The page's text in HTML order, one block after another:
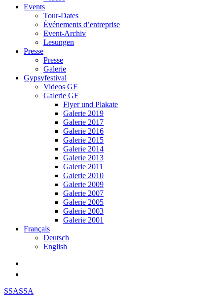
Events
Tour-Dates
Événements d’entreprise
Event-Archiv
Lesungen
Presse
Presse
Galerie
Gypsyfestival
Videos GF
Galerie GF
Flyer und Plakate
Galerie 2019
Galerie 2017
Galerie 2016
Galerie 2015
Galerie 2014
Galerie 2013
Galerie 2011
Galerie 2010
Galerie 2009
Galerie 2007
Galerie 2005
Galerie 2003
Galerie 2001
Français
Deutsch
English
SSASSA